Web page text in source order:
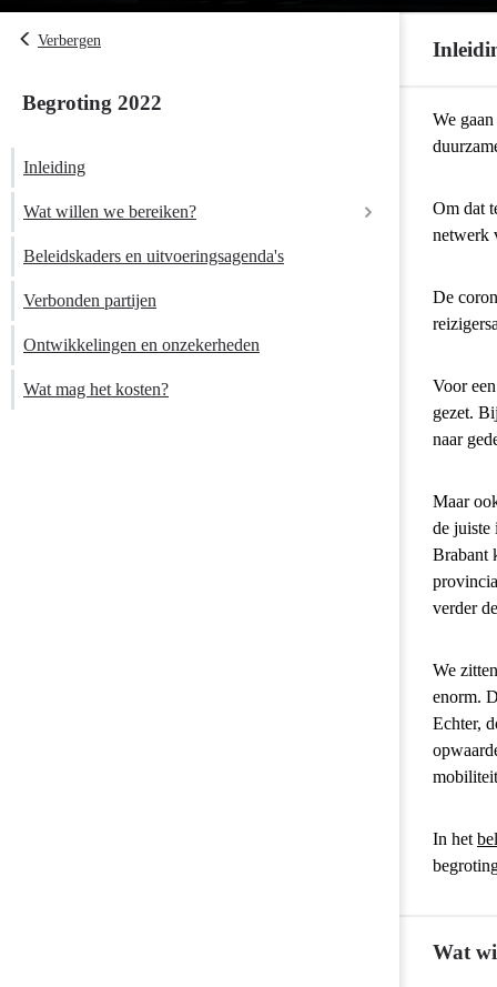
Verbergen
Begroting 2022
Inleiding
Wat willen we bereiken?
Beleidskaders en uitvoeringsagenda's
Verbonden partijen
Ontwikkelingen en onzekerheden
Wat mag het kosten?
Terug
mobiliteit
We
Om dat
netwerk
De
Voor
gezet.
naar
Maar
de juiste
Brabant
verder
We
enorm.
Echter,
In het
Wat